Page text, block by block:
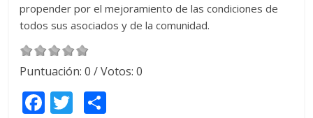
propender por el mejoramiento de las condiciones de
todos sus asociados y de la comunidad.
Puntuación:0 / Votos:0
F T